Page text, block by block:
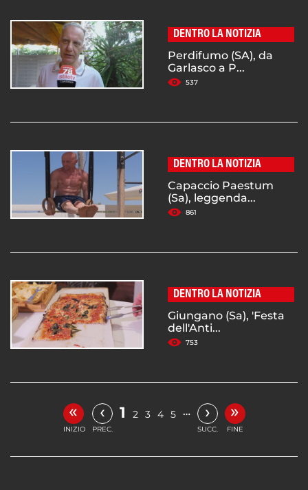
DENTRO LA NOTIZIA
Perdifumo (SA), da
Garlasco a P...
537
DENTRO LA NOTIZIA
Capaccio Paestum
(Sa), leggenda...
861
DENTRO LA NOTIZIA
Giungano (Sa), 'Festa
dell'Anti...
753
«
INIZIO
‹
PREC.
1 2 3 4 5 … ›
SUCC.
»
FINE